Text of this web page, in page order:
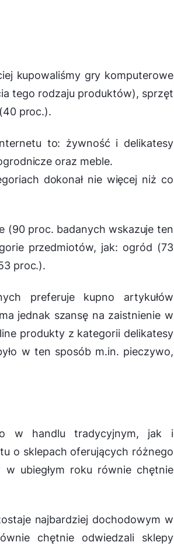
kupowaliśmy gry komputerowe
tego rodzaju produktów), sprzęt
proc.).
to: żywność i delikatesy
oraz meble.
dokonał nie więcej niż co
(90 proc. badanych wskazuje ten
przedmiotów, jak: ogród (73
proc.).
preferuje kupno artykułów
jednak szansę na zaistnienie w
produkty z kategorii delikatesy
w ten sposób m.in. pieczywo,
w handlu tradycyjnym, jak i
o sklepach oferujących różnego
ubiegłym roku równie chętnie
najbardziej dochodowym w
chętnie odwiedzali sklepy